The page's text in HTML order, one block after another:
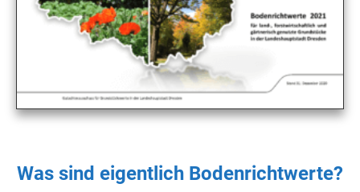
Was sind eigentlich Bodenrichtwerte?